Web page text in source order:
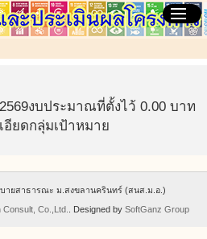
menu
งบประมาณที่ตั้งไว้ 0.00 บาท
อียดกลุ่มเป้าหมาย
บายสาธารณะ ม.สงขลานครินทร์ (สนส.ม.อ.)
Co.,Ltd. . Designed by SoftGanz Group